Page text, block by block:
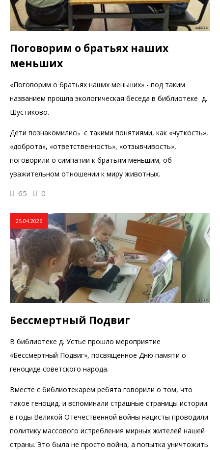
Поговорим о братьях наших
меньших
«Поговорим о братьях наших меньших» - под таким
названием прошла экологическая беседа в библиотеке д.
Шустиково.
Дети познакомились с такими понятиями, как «чуткость»,
«доброта», «ответственность», «отзывчивость»,
поговорили о симпатии к братьям меньшим, об
уважительном отношении к миру животных.
65 0
25.04.2026
Бессмертный Подвиг
В библиотеке д. Устье прошло мероприятие
«Бессмертный Подвиг», посвященное Дню памяти о
геноциде советского народа.
Вместе с библиотекарем ребята говорили о том, что
такое геноцид, и вспоминали страшные страницы истории:
в годы Великой Отечественной войны нацисты проводили
политику массового истребления мирных жителей нашей
страны. Это была не просто война, а попытка уничтожить